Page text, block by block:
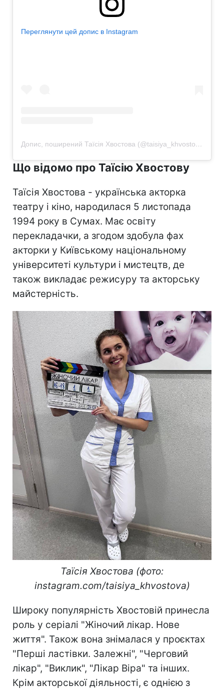
Переглянути цей допис в Instagram
Допис, поширений Таїсія Хвостова (@taisiya_khvostova)
Що відомо про Таїсію Хвостову
Таїсія Хвостова - українська акторка
театру і кіно, народилася 5 листопада
1994 року в Сумах. Має освіту
перекладачки, а згодом здобула фах
акторки у Київському національному
університеті культури і мистецтв, де
також викладає режисуру та акторську
майстерність.
Таїсія Хвостова (фото:
instagram.com/taisiya_khvostova)
Широку популярність Хвостовій принесла
роль у серіалі "Жіночий лікар. Нове
життя". Також вона знімалася у проєктах
"Перші ластівки. Залежні", "Черговий
лікар", "Виклик", "Лікар Віра" та інших.
Крім акторської діяльності, є однією з